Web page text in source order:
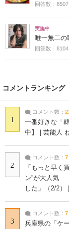
回答数：8507
実施中
唯一無二の
回答数：8104
コメントランキング
1
コメント数：
一番好きな「
中】 | 芸能人
2
コメント数： 7
「もっと早く
ン”が大人気
した」（2/2）
3
コメント数： 7
兵庫県の「ケ